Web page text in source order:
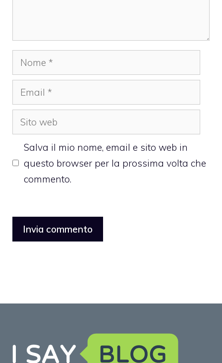
Nome
Email
Sito
web
Salva il mio nome, email e sito web in
questo browser per la prossima volta che
commento.